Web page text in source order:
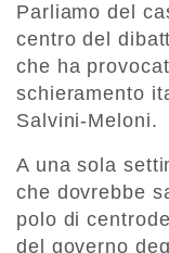
Parliamo del
centro del
che ha
schieramento
Salvini-Meloni.
A una sola
che dovrebbe
polo di
del governo